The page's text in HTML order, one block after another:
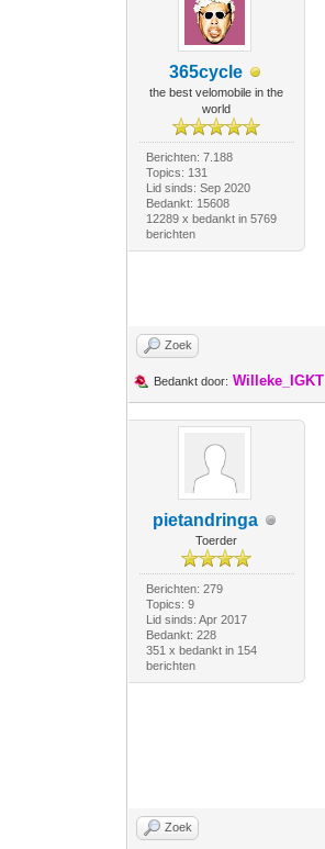
365cycle
the best velomobile in the
world
Berichten: 7.188
Topics: 131
Lid sinds: Sep 2020
Bedankt: 15608
12289 x bedankt in 5769
berichten
Zoek
Bedankt door: Willeke_IGKT
pietandringa
Toerder
Berichten: 279
Topics: 9
Lid sinds: Apr 2017
Bedankt: 228
351 x bedankt in 154
berichten
Zoek